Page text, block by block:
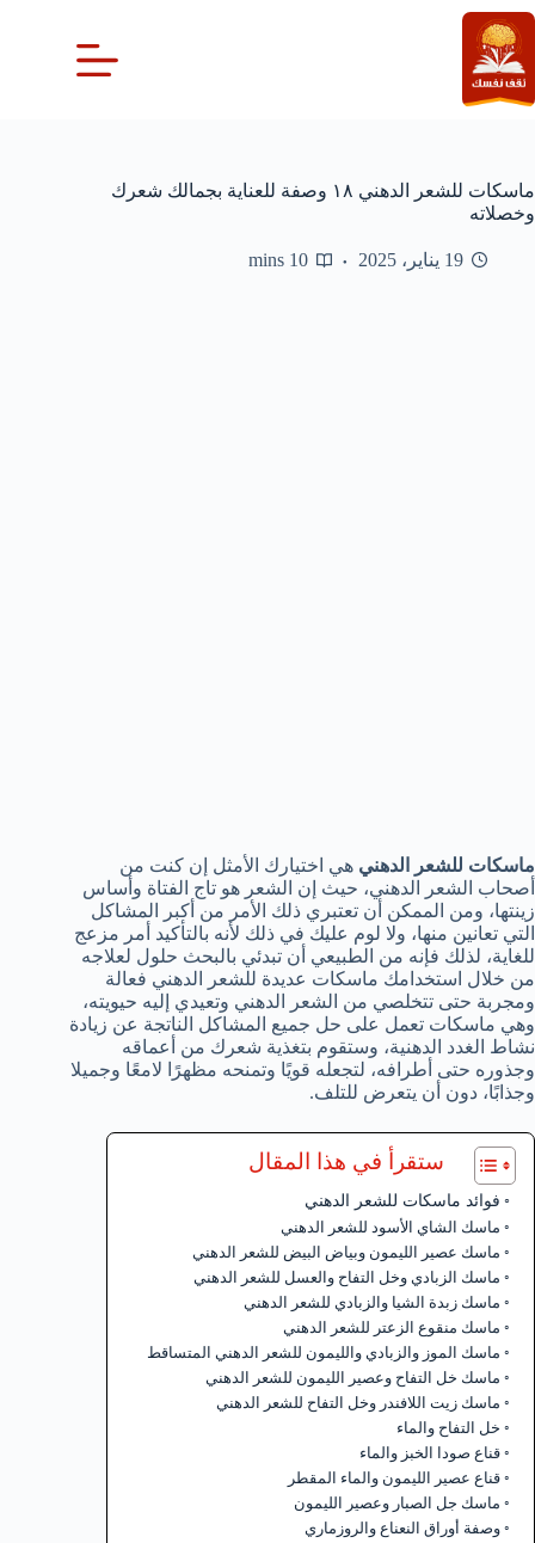
التجاوز
إلى
المحتوى
ماسكات للشعر الدهني ١٨ وصفة للعناية بجمالك شعرك
وخصلاته
19 يناير، 2025 10 mins
ماسكات للشعر الدهني هي اختيارك الأمثل إن كنت من
أصحاب الشعر الدهني، حيث إن الشعر هو تاج الفتاة وأساس
زينتها، ومن الممكن أن تعتبري ذلك الأمر من أكبر المشاكل
التي تعانين منها، ولا لوم عليك في ذلك لأنه بالتأكيد أمر مزعج
للغاية، لذلك فإنه من الطبيعي أن تبدئي بالبحث حلول لعلاجه
من خلال استخدامك ماسكات عديدة للشعر الدهني فعالة
ومجربة حتى تتخلصي من الشعر الدهني وتعيدي إليه حيويته،
وهي ماسكات تعمل على حل جميع المشاكل الناتجة عن زيادة
نشاط الغدد الدهنية، وستقوم بتغذية شعرك من أعماقه
وجذوره حتى أطرافه، لتجعله قويًا وتمنحه مظهرًا لامعًا وجميلا
وجذابًا، دون أن يتعرض للتلف.
ستقرأ في هذا المقال
فوائد ماسكات للشعر الدهني
ماسك الشاي الأسود للشعر الدهني
ماسك عصير الليمون وبياض البيض للشعر الدهني
ماسك الزبادي وخل التفاح والعسل للشعر الدهني
ماسك زبدة الشيا والزبادي للشعر الدهني
ماسك منقوع الزعتر للشعر الدهني
ماسك الموز والزبادي والليمون للشعر الدهني المتساقط
ماسك خل التفاح وعصير الليمون للشعر الدهني
ماسك زيت اللافندر وخل التفاح للشعر الدهني
خل التفاح والماء
قناع صودا الخبز والماء
قناع عصير الليمون والماء المقطر
ماسك جل الصبار وعصير الليمون
وصفة أوراق النعناع والروزماري